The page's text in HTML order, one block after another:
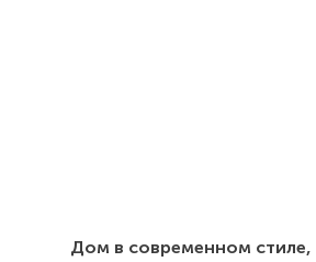
Дом в современном стиле,